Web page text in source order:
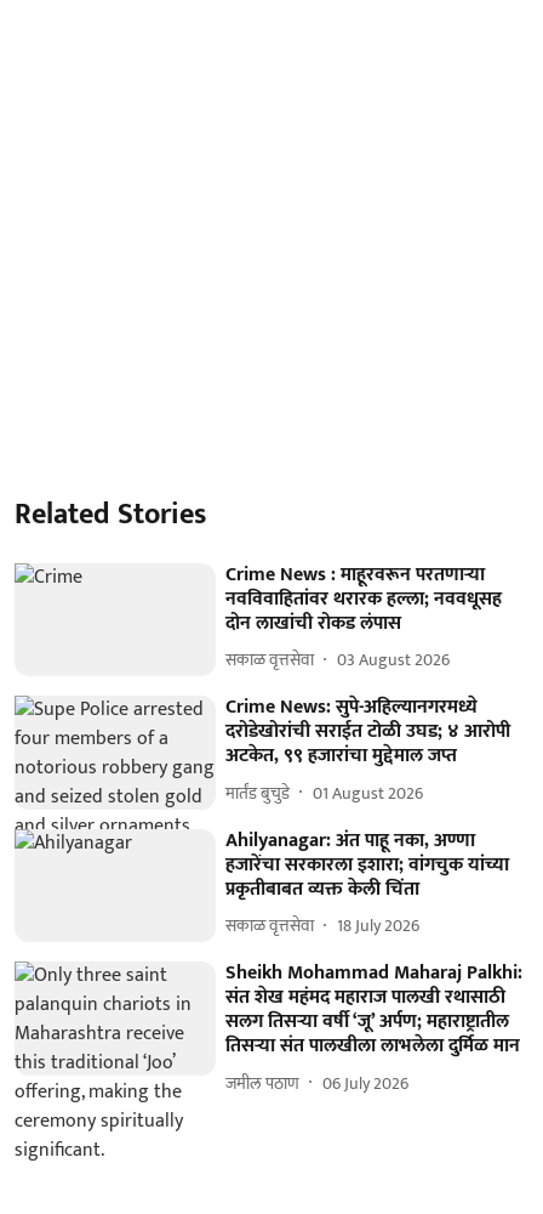
Related Stories
Crime News : माहूरवरून परतणाऱ्या
नवविवाहितांवर थरारक हल्ला; नववधूसह
दोन लाखांची रोकड लंपास
सकाळ वृत्तसेवा 03 August 2026
Crime News: सुपे-अहिल्यानगरमध्ये
दरोडेखोरांची सराईत टोळी उघड; ४ आरोपी
अटकेत, ९९ हजारांचा मुद्देमाल जप्त
मार्तंड बुचुडे 01 August 2026
Ahilyanagar: अंत पाहू नका, अण्णा
हजारेंचा सरकारला इशारा; वांगचुक यांच्या
प्रकृतीबाबत व्यक्त केली चिंता
सकाळ वृत्तसेवा 18 July 2026
Sheikh Mohammad Maharaj Palkhi:
संत शेख महंमद महाराज पालखी रथासाठी
सलग तिसऱ्या वर्षी ‘जू’ अर्पण; महाराष्ट्रातील
तिसऱ्या संत पालखीला लाभलेला दुर्मिळ मान
जमील पठाण 06 July 2026